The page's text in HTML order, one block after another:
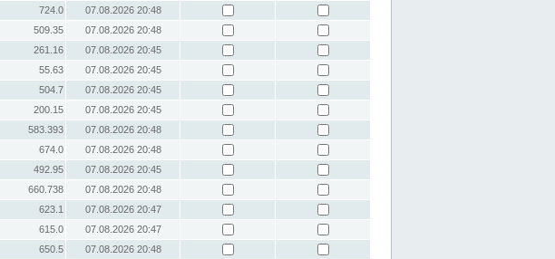
724.0
07.08.2026 20:48
509.35
07.08.2026 20:48
261.16
07.08.2026 20:45
55.63
07.08.2026 20:45
504.7
07.08.2026 20:45
200.15
07.08.2026 20:45
583.393
07.08.2026 20:48
674.0
07.08.2026 20:48
492.95
07.08.2026 20:45
660.738
07.08.2026 20:48
623.1
07.08.2026 20:47
615.0
07.08.2026 20:47
650.5
07.08.2026 20:48